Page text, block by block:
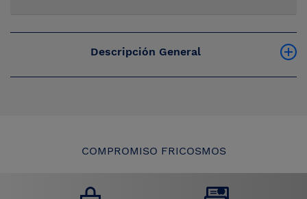
Descripción General
COMPROMISO FRICOSMOS